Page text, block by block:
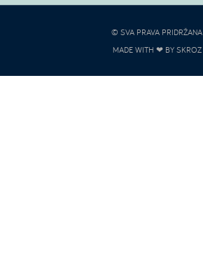
© SVA PRAVA PRIDRŽANA
MADE WITH ❤ BY SKROZ